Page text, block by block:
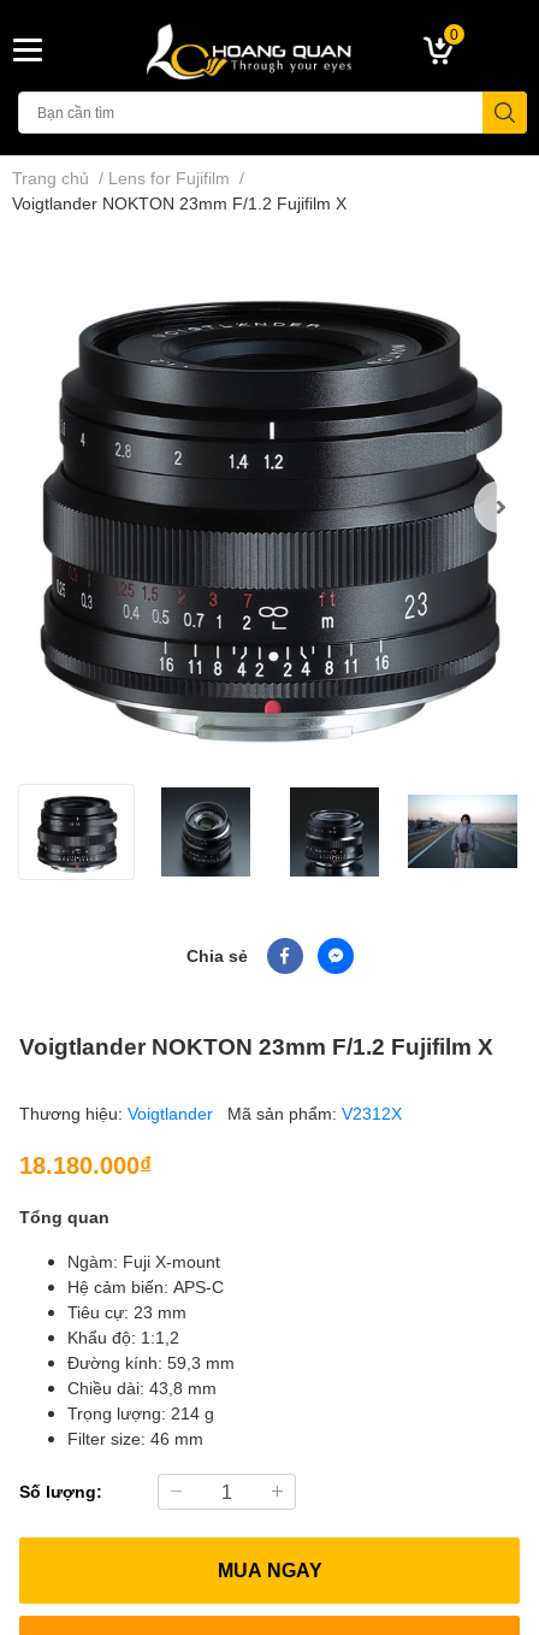
0
Trang chủ / Lens for Fujifilm /
Voigtlander NOKTON 23mm F/1.2 Fujifilm X
Chia sẻ
Voigtlander NOKTON 23mm F/1.2 Fujifilm X
Thương hiệu: Voigtlander Mã sản phẩm: V2312X
18.180.000₫
Tổng quan
Ngàm: Fuji X-mount
Hệ cảm biến: APS-C
Tiêu cự: 23 mm
Khẩu độ: 1:1,2
Đường kính: 59,3 mm
Chiều dài: 43,8 mm
Trọng lượng: 214 g
Filter size: 46 mm
Số lượng:
MUA NGAY